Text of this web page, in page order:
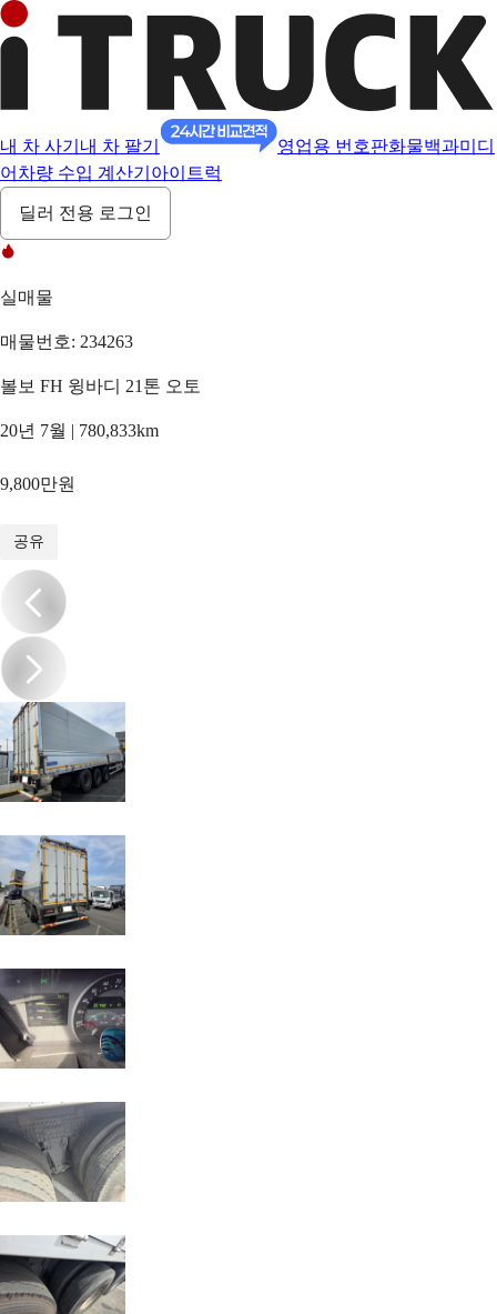
내 차 사기 내 차 팔기 영업용 번호판화물백과미디
어 차량 수입 계산기 아이트럭
딜러 전용 로그인
실매물
매물번호: 234263
볼보 FH 윙바디 21톤 오토
20년 7월 | 780,833km
9,800만원
공유
/9